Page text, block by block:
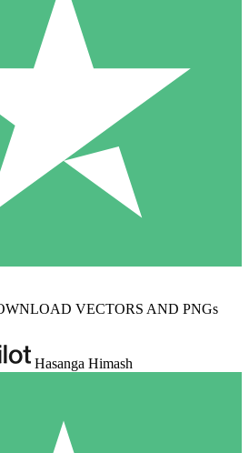
VECTORS AND PNGs
Hasanga Himash